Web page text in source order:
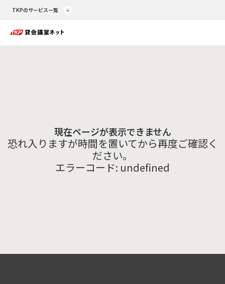
TKPのサービス一覧
現在ページが表示できません
恐れ入りますが時間を置いてから再度ご確認く
ださい。
エラーコード: undefined